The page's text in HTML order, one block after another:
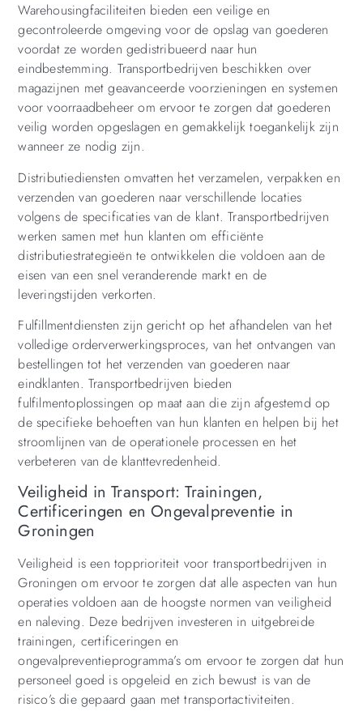
Warehousingfaciliteiten bieden een veilige en
gecontroleerde omgeving voor de opslag van goederen
voordat ze worden gedistribueerd naar hun
eindbestemming. Transportbedrijven beschikken over
magazijnen met geavanceerde voorzieningen en systemen
voor voorraadbeheer om ervoor te zorgen dat goederen
veilig worden opgeslagen en gemakkelijk toegankelijk zijn
wanneer ze nodig zijn.
Distributiediensten omvatten het verzamelen, verpakken en
verzenden van goederen naar verschillende locaties
volgens de specificaties van de klant. Transportbedrijven
werken samen met hun klanten om efficiënte
distributiestrategieën te ontwikkelen die voldoen aan de
eisen van een snel veranderende markt en de
leveringstijden verkorten.
Fulfillmentdiensten zijn gericht op het afhandelen van het
volledige orderverwerkingsproces, van het ontvangen van
bestellingen tot het verzenden van goederen naar
eindklanten. Transportbedrijven bieden
fulfilmentoplossingen op maat aan die zijn afgestemd op
de specifieke behoeften van hun klanten en helpen bij het
stroomlijnen van de operationele processen en het
verbeteren van de klanttevredenheid.
Veiligheid in Transport: Trainingen,
Certificeringen en Ongevalpreventie in
Groningen
Veiligheid is een topprioriteit voor transportbedrijven in
Groningen om ervoor te zorgen dat alle aspecten van hun
operaties voldoen aan de hoogste normen van veiligheid
en naleving. Deze bedrijven investeren in uitgebreide
trainingen, certificeringen en
ongevalpreventieprogramma’s om ervoor te zorgen dat hun
personeel goed is opgeleid en zich bewust is van de
risico’s die gepaard gaan met transportactiviteiten.